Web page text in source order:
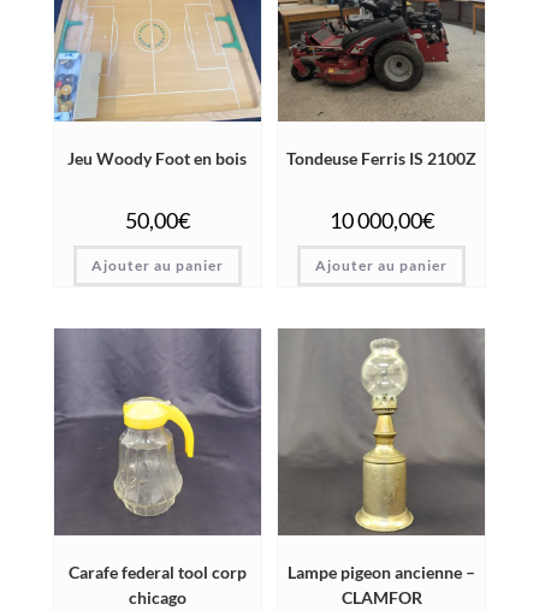
Jeu Woody Foot en bois
50,00€
Ajouter au panier
Tondeuse Ferris IS 2100Z
10 000,00€
Ajouter au panier
Carafe federal tool corp
chicago
Lampe pigeon ancienne –
CLAMFOR